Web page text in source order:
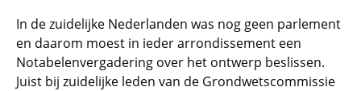
In de zuidelijke Nederlanden was nog geen parlement
en daarom moest in ieder arrondissement een
Notabelenvergadering over het ontwerp beslissen.
Juist bij zuidelijke leden van de Grondwetscommissie